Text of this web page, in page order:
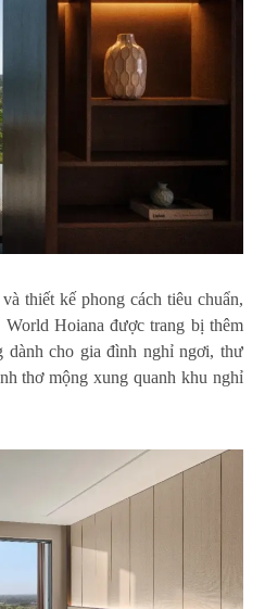
thiết kế phong cách tiêu chuẩn,
Hoiana được trang bị thêm
dành cho gia đình nghỉ ngơi, thư
thơ mộng xung quanh khu nghỉ